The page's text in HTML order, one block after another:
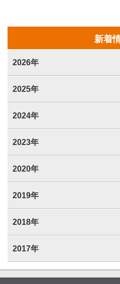
新着
2026年
2025年
2024年
2023年
2020年
2019年
2018年
2017年